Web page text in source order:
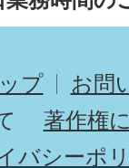
プ
お問
著作権
バシーポ